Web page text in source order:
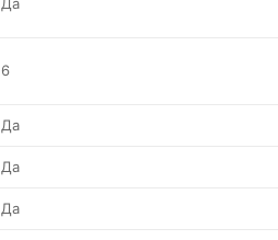
6
Да
Да
Да